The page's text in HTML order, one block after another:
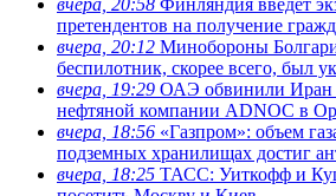
претендентов на получение
вчера, 20:12 Минобороны
беспилотник, скорее всего, был
вчера, 19:29 ОАЭ обвинили Иран
нефтяной компании ADNOC в
вчера, 18:56 «Газпром»: объем
подземных хранилищах достиг
вчера, 18:25 ТАСС: Уиткофф и